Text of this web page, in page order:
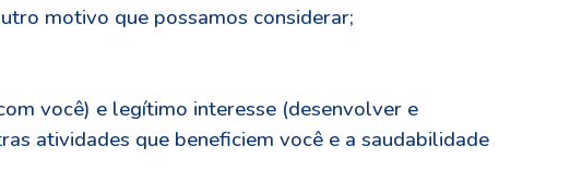
motivo que possamos considerar;
você) e legítimo interesse (desenvolver e
atividades que beneficiem você e a saudabilidade